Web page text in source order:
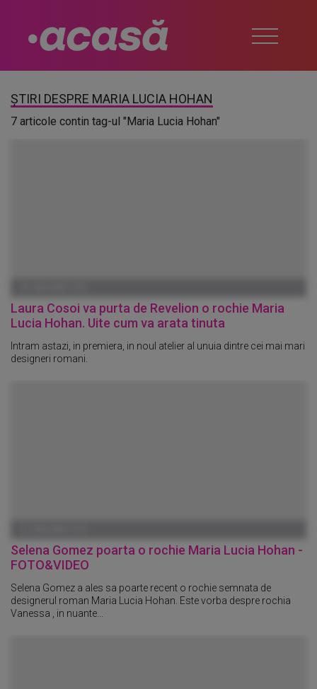
ȘTIRI DESPRE MARIA LUCIA HOHAN
7 articole contin tag-ul "Maria Lucia Hohan"
Laura Cosoi va purta de Revelion o rochie Maria
Lucia Hohan. Uite cum va arata tinuta
Intram astazi, in premiera, in noul atelier al unuia dintre cei mai mari
designeri romani.
Selena Gomez poarta o rochie Maria Lucia Hohan -
FOTO&VIDEO
Selena Gomez a ales sa poarte recent o rochie semnata de
designerul roman Maria Lucia Hohan. Este vorba despre rochia
Vanessa , in nuante...